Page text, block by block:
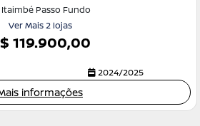
Itaimbé Passo Fundo
Ver Mais 2 lojas
119.900,00
2024/2025
informações